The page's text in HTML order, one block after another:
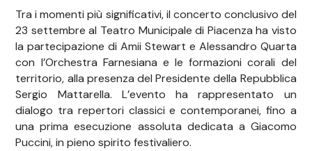
Tra i momenti più significativi, il concerto conclusivo del
23 settembre al Teatro Municipale di Piacenza ha visto
la partecipazione di Amii Stewart e Alessandro Quarta
con l’Orchestra Farnesiana e le formazioni corali del
territorio, alla presenza del Presidente della Repubblica
Sergio Mattarella. L’evento ha rappresentato un
dialogo tra repertori classici e contemporanei, fino a
una prima esecuzione assoluta dedicata a Giacomo
Puccini, in pieno spirito festivaliero.